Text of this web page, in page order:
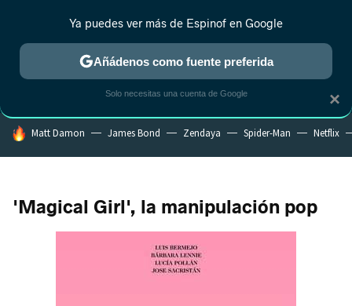
ESTRENOS REALITY ANIME RANKINGS CINE
HOY SE HABLA DE
Matt Damon James Bond Zendaya Spider-Man Netflix
'Magical Girl', la manipulación pop
×
Ya puedes ver más de Espinof en Google
Añádenos como fuente preferida
Solo necesitas una cuenta de Google